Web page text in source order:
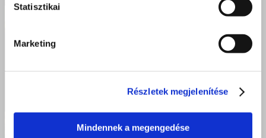
Statisztikai
Marketing
Részletek megjelenítése
Mindennek a megengedése